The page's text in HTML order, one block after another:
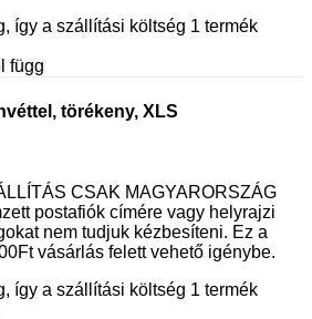
, így a szállítási költség 1 termék
függ
törékeny, XLS
CSAK MAGYARORSZÁG
postafiók címére vagy helyrajzi
nem tudjuk kézbesíteni. Ez a
vásárlás felett vehető igénybe.
, így a szállítási költség 1 termék